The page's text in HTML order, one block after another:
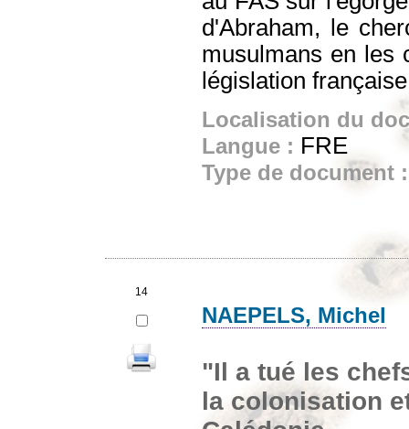
d'Abraham, le
musulmans en les
législation
Localisation du
Langue : FRE
Type de document
14
NAEPELS, Michel
"Il a tué les
la colonisation